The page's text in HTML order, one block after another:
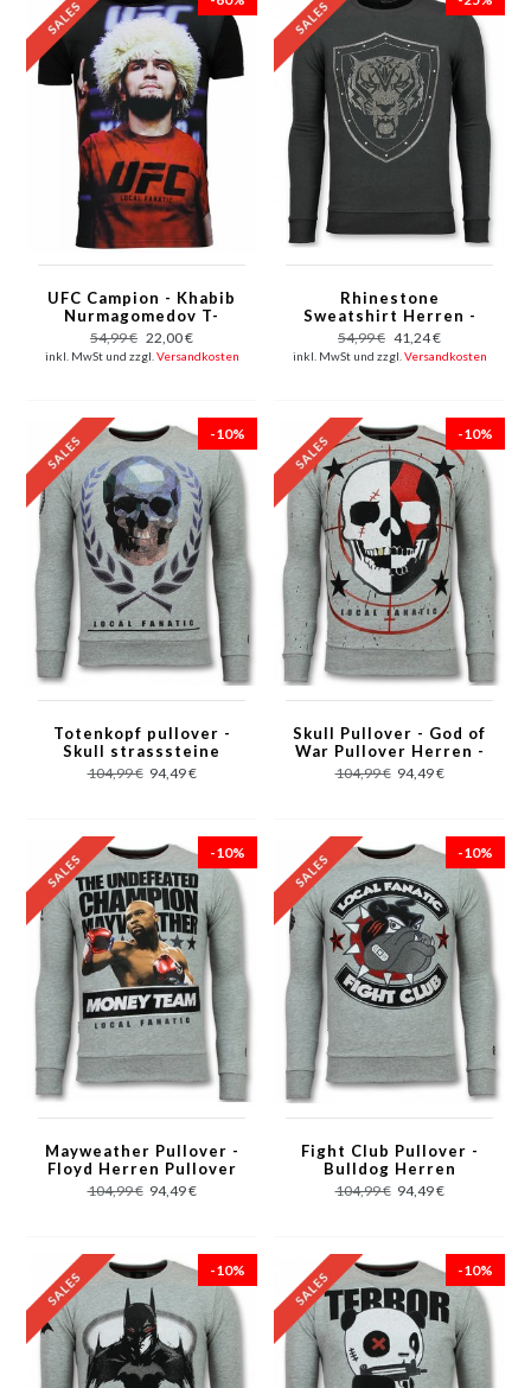
UFC Campion - Khabib
Nurmagomedov T-
Shirt - Schwarz
54,99 € 22,00 €
inkl. MwSt und zzgl. Versandkosten
Rhinestone
Sweatshirt Herren -
Master Tiger Pullover
mit Druck - Schwarz
54,99 € 41,24 €
inkl. MwSt und zzgl. Versandkosten
-10%
Totenkopf pullover -
Skull strasssteine
pullover herren - Grau
104,99 € 94,49 €
-10%
Skull Pullover - God of
War Pullover Herren -
Grau
104,99 € 94,49 €
-10%
Mayweather Pullover -
Floyd Herren Pullover
- Money Team - Grau
104,99 € 94,49 €
-10%
Fight Club Pullover -
Bulldog Herren
Pullover - Spike - Grau
104,99 € 94,49 €
-10% -10%